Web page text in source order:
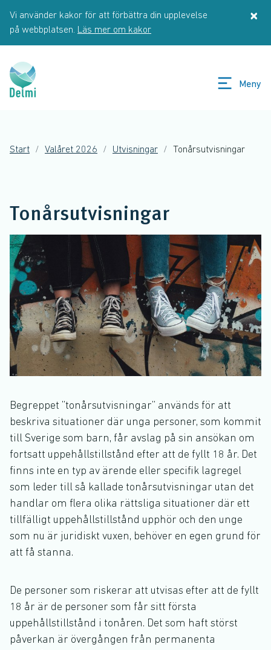
Vi använder kakor för att förbättra din upplevelse
på webbplatsen. Läs mer om kakor
×
Meny
Start Valåret 2026 Utvisningar Tonårsutvisningar
Tonårsutvisningar
Begreppet ”tonårsutvisningar” används för att
beskriva situationer där unga personer, som kommit
till Sverige som barn, får avslag på sin ansökan om
fortsatt uppehållstillstånd efter att de fyllt 18 år. Det
finns inte en typ av ärende eller specifik lagregel
som leder till så kallade tonårsutvisningar utan det
handlar om flera olika rättsliga situationer där ett
tillfälligt uppehållstillstånd upphör och den unge
som nu är juridiskt vuxen, behöver en egen grund för
att få stanna.
De personer som riskerar att utvisas efter att de fyllt
18 år är de personer som får sitt första
uppehållstillstånd i tonåren. Det som haft störst
påverkan är övergången från permanenta